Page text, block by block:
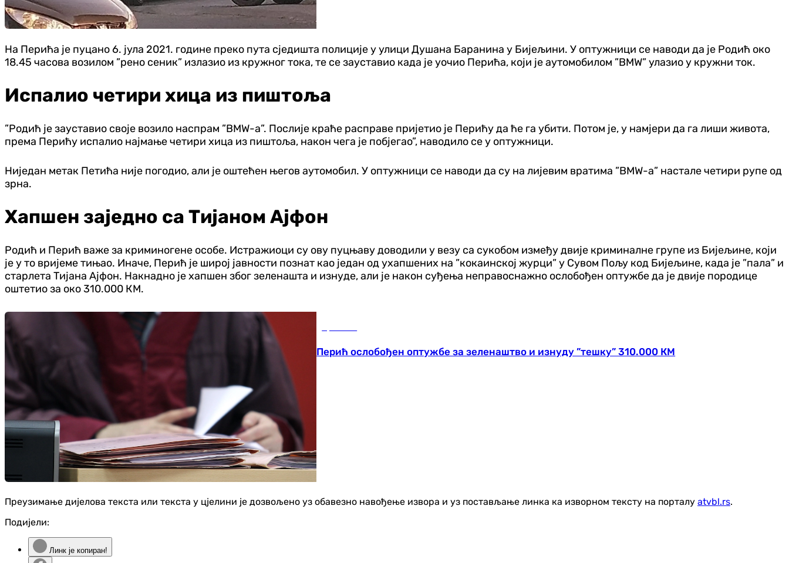
На Перића је пуцано 6. јула 2021. године преко пута сједишта полиције у улици Душана Баранина у Бијељини. У оптужници се наводи да је Родић око
18.45 часова возилом ”рено сеник” излазио из кружног тока, те се зауставио када је уочио Перића, који је аутомобилом ”BMW” улазио у кружни ток.
Испалио четири хица из пиштоља
”Родић је зауставио своје возило наспрам ”BMW-a”. Послије краће расправе пријетио је Перићу да ће га убити. Потом је, у намјери да га лиши живота,
према Перићу испалио најмање четири хица из пиштоља, након чега је побјегао”, наводило се у оптужници.
Ниједан метак Петића није погодио, али је оштећен његов аутомобил. У оптужници се наводи да су на лијевим вратима ”BMW-a” настале четири рупе од
зрна.
Хапшен заједно са Тијаном Ајфон
Родић и Перић важе за криминогене особе. Истражиоци су ову пуцњаву доводили у везу са сукобом између двијe криминалне групе из Бијељине, који
је у то вријеме тињао. Иначе, Перић је широј јавности познат као један од ухапшених на ”кокаинској журци” у Сувом Пољу код Бијељине, када је ”пала” и
старлета Тијана Ајфон. Накнадно је хапшен због зеленашта и изнуде, али је након суђења неправоснажно ослобођен оптужбе да је двије породице
оштетио за око 310.000 КМ.
Перић ослобођен оптужбе за зеленаштво и изнуду ”тешку” 310.000 КМ
Преузимање дијелова текста или текста у цјелини је дозвољено уз обавезно навођење извора и уз постављање линка ка изворном тексту на порталу atvbl.rs.
Подијели:
Линк је копиран!